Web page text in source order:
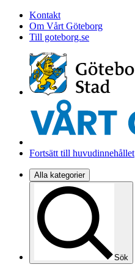
Kontakt
Om Vårt Göteborg
Till goteborg.se
Fortsätt till huvudinnehållet
Alla kategorier
Sök